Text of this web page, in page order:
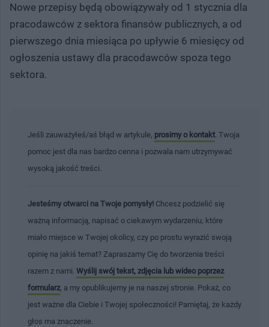
Nowe przepisy będą obowiązywały od 1 stycznia dla
pracodawców z sektora finansów publicznych, a od
pierwszego dnia miesiąca po upływie 6 miesięcy od
ogłoszenia ustawy dla pracodawców spoza tego
sektora.
Jeśli zauważyłeś/aś błąd w artykule, prosimy o kontakt . Twoja
pomoc jest dla nas bardzo cenna i pozwala nam utrzymywać
wysoką jakość treści.
Jesteśmy otwarci na Twoje pomysły! Chcesz podzielić się
ważną informacją, napisać o ciekawym wydarzeniu, które
miało miejsce w Twojej okolicy, czy po prostu wyrazić swoją
opinię na jakiś temat? Zapraszamy Cię do tworzenia treści
razem z nami. Wyślij swój tekst, zdjęcia lub wideo poprzez
formularz , a my opublikujemy je na naszej stronie. Pokaż, co
jest ważne dla Ciebie i Twojej społeczności! Pamiętaj, że każdy
głos ma znaczenie.